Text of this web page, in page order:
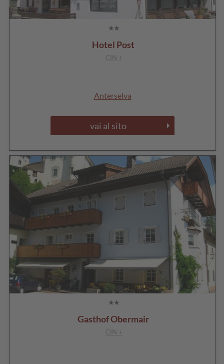
Hotel Post
CIN +
Anterselva
vai al sito
Gasthof Obermair
CIN +